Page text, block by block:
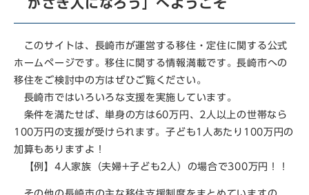
がさき人になろう」へようこそ
このサイトは、長崎市が運営する移住・定住に関する公式
ホームページです。移住に関する情報満載です。長崎市への
移住をご検討中の方はぜひご覧ください。
長崎市ではいろいろな支援を実施しています。
条件を満たせば、単身の方は60万円、2人以上の世帯なら
100万円の支援が受けられます。子ども1人あたり100万円の
加算もありますよ！
【例】4人家族（夫婦+子ども2人）の場合で300万円！！